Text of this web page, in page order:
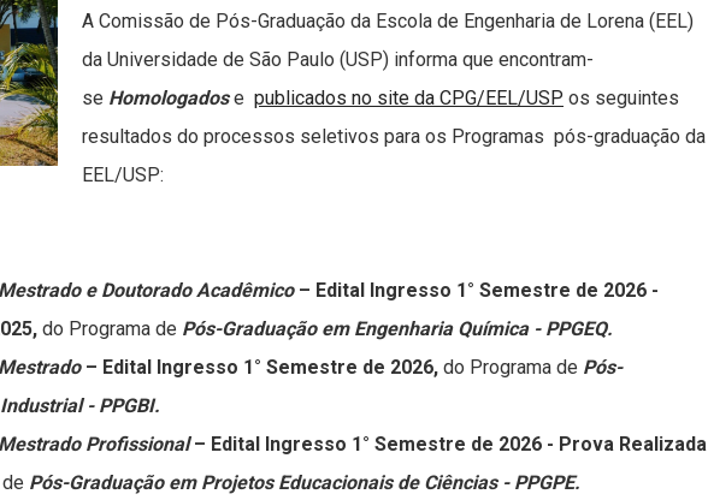
A Comissão de Pós-Graduação da Escola de Engenharia de Lorena (EEL)
da Universidade de São Paulo (USP) informa que encontram-
se Homologadose publicados no site da CPG/EEL/USP os seguintes
resultados do processos seletivos para os Programas pós-graduação da
EEL/USP:
e Doutorado Acadêmico – Edital Ingresso 1° Semestre de 2026 -
do Programa de Pós-Graduação em Engenharia Química - PPGEQ.
– Edital Ingresso 1° Semestre de 2026, do Programa de Pós-
- PPGBI.
Profissional– Edital Ingresso 1° Semestre de 2026 - Prova Realizada
Pós-Graduação em Projetos Educacionais de Ciências - PPGPE.